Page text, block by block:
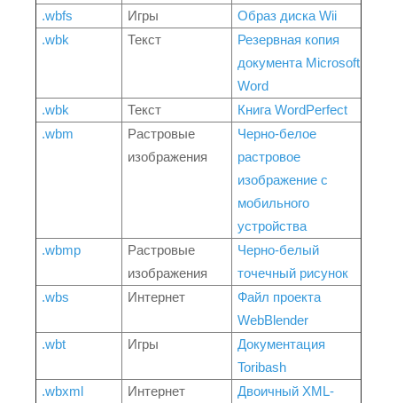
.wbfs
Игры
Образ диска Wii
.wbk
Текст
Резервная копия
документа Microsoft
Word
.wbk
Текст
Книга WordPerfect
.wbm
Растровые
изображения
Черно-белое
растровое
изображение с
мобильного
устройства
.wbmp
Растровые
изображения
Черно-белый
точечный рисунок
.wbs
Интернет
Файл проекта
WebBlender
.wbt
Игры
Документация
Toribash
.wbxml
Интернет
Двоичный XML-